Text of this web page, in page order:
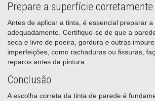
Prepare a superfície corretamente
Antes de aplicar a tinta, é essencial preparar
adequadamente. Certifique-se de que a
seca e livre de poeira, gordura e outras
imperfeições, como rachaduras ou fissuras,
reparos antes da pintura.
Conclusão
A escolha correta da tinta de parede é